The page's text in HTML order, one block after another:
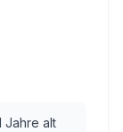
Jahre alt